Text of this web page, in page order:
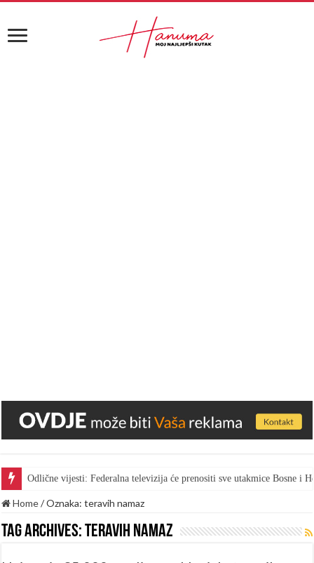
Odlične vijesti: Federalna televizija će prenositi sve utakmice Bosne i
Home/Oznaka:teravih namaz
Tag Archives:teravih namaz